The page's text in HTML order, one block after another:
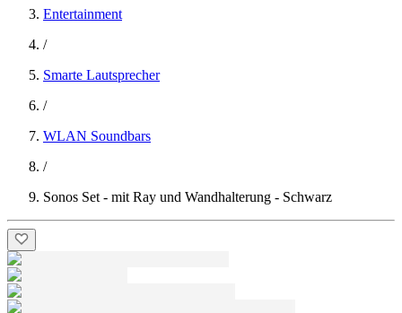
Entertainment
/
Smarte Lautsprecher
/
WLAN Soundbars
/
Sonos Set - mit Ray und Wandhalterung - Schwarz